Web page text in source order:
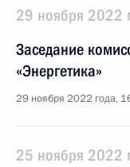
29 ноября 2022
Заседание
«Энергетика»
29 ноября 2022 года,
25 ноября 2022